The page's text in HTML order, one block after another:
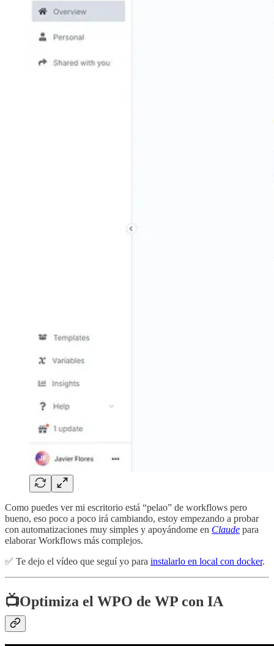
Como puedes ver mi escritorio está “pelao” de workflows pero
bueno, eso poco a poco irá cambiando, estoy empezando a probar
con automatizaciones muy simples y apoyándome en Claude para
elaborar Workflows más complejos.
✅ Te dejo el vídeo que seguí yo para instalarlo en local con docker.
📺Optimiza el WPO de WP con IA